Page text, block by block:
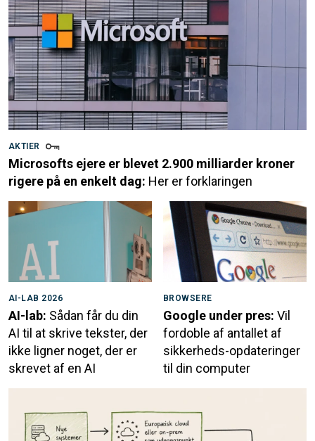
AKTIER
Microsofts ejere er blevet 2.900 milliarder kroner
rigere på en enkelt dag: Her er forklaringen
AI-LAB 2026
AI-lab: Sådan får du din
AI til at skrive tekster, der
ikke ligner noget, der er
skrevet af en AI
BROWSERE
Google under pres: Vil
fordoble af antallet af
sikkerheds-opdateringer
til din computer